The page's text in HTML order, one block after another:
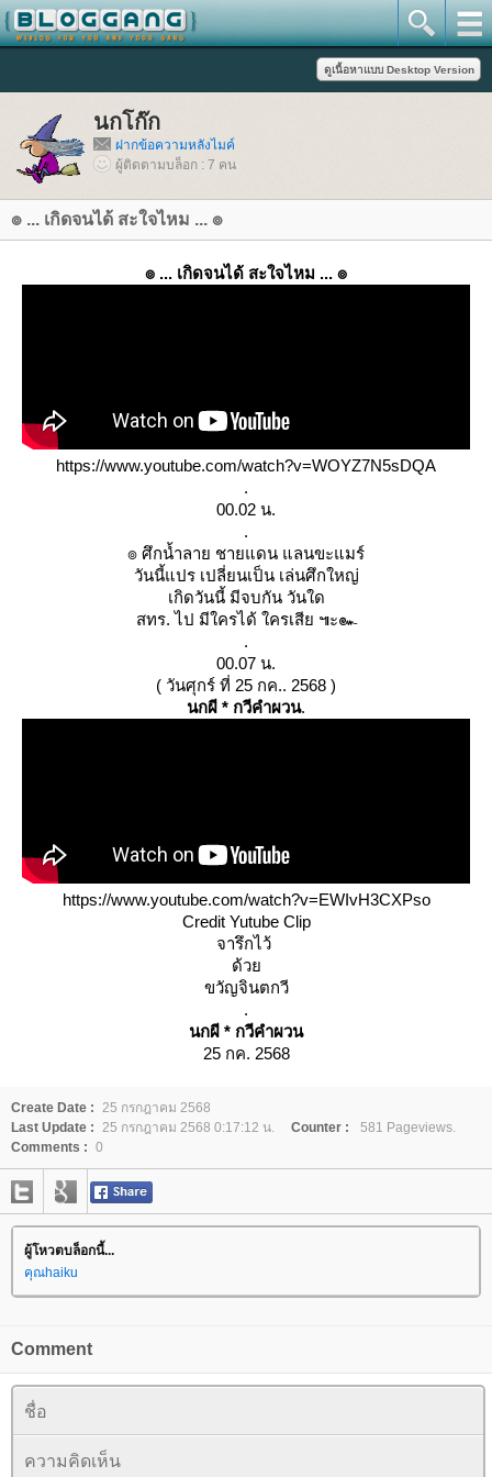
นกโก๊ก
ฝากข้อความหลังไมค์
ผู้ติดตามบล็อก : 7 คน
๏ ... เกิดจนได้ สะใจไหม ... ๏
๏ ... เกิดจนได้ สะใจไหม ... ๏
https://www.youtube.com/watch?v=WOYZ7N5sDQA
.
00.02 น.
.
๏ ศึกน้ำลาย ชายแดน แลนขะแมร์
วันนี้แปร เปลี่ยนเป็น เล่นศึกใหญ่
เกิดวันนี้ มีจบกัน วันใด
สทร. ไป มีใครได้ ใครเสีย ๚ะ๛
.
00.07 น.
( วันศุกร์ ที่ 25 กค.. 2568 )
นกผี * กวีคำผวน.
https://www.youtube.com/watch?v=EWIvH3CXPso
Credit Yutube Clip
จารึกไว้
ด้วย
ขวัญจินตกวี
.
นกผี * กวีคำผวน
25 กค. 2568
Create Date : 25 กรกฎาคม 2568
Last Update : 25 กรกฎาคม 2568 0:17:12 น. Counter :
581 Pageviews.
Comments : 0
ผู้โหวตบล็อกนี้...
คุณhaiku
Comment